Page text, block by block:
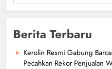
Berita Terbaru
Kerolin Resmi Gabung
Pecahkan Rekor Penjualan